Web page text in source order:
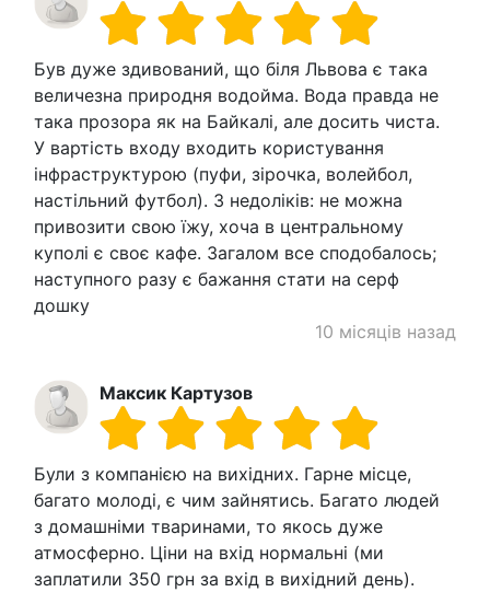
Був дуже здивований, що біля Львова є така
величезна природня водойма. Вода правда не
така прозора як на Байкалі, але досить чиста.
У вартість входу входить користування
інфраструктурою (пуфи, зірочка, волейбол,
настільний футбол). З недоліків: не можна
привозити свою їжу, хоча в центральному
куполі є своє кафе. Загалом все сподобалось;
наступного разу є бажання стати на серф
дошку
10 місяців назад
Максик Картузов
Були з компанією на вихідних. Гарне місце,
багато молоді, є чим зайнятись. Багато людей
з домашніми тваринами, то якось дуже
атмосферно. Ціни на вхід нормальні (ми
заплатили 350 грн за вхід в вихідний день).